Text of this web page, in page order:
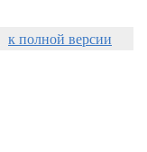
к полной версии